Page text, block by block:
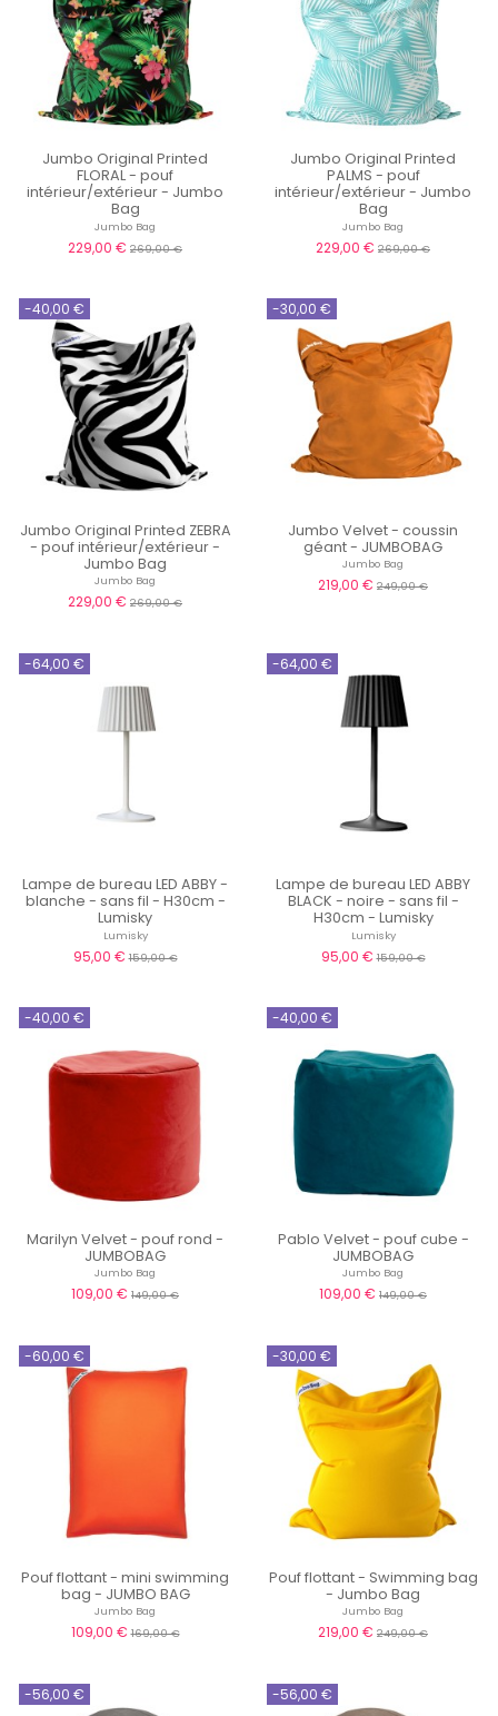
Jumbo Original Printed
FLORAL - pouf
intérieur/extérieur - Jumbo
Bag
Jumbo Bag
229,00 € 269,00 €
Jumbo Original Printed
PALMS - pouf
intérieur/extérieur - Jumbo
Bag
Jumbo Bag
229,00 € 269,00 €
-40,00 €
Jumbo Original Printed ZEBRA
- pouf intérieur/extérieur -
Jumbo Bag
Jumbo Bag
229,00 € 269,00 €
-30,00 €
Jumbo Velvet - coussin
géant - JUMBOBAG
Jumbo Bag
219,00 € 249,00 €
-64,00 €
Lampe de bureau LED ABBY -
blanche - sans fil - H30cm -
Lumisky
Lumisky
95,00 €159,00 €
-64,00 €
Lampe de bureau LED ABBY
BLACK - noire - sans fil -
H30cm - Lumisky
Lumisky
95,00 €159,00 €
-40,00 €
Marilyn Velvet - pouf rond -
JUMBOBAG
Jumbo Bag
109,00 € 149,00 €
-40,00 €
Pablo Velvet - pouf cube -
JUMBOBAG
Jumbo Bag
109,00 € 149,00 €
-60,00 €
Pouf flottant - mini swimming
bag - JUMBO BAG
Jumbo Bag
109,00 €169,00 €
-30,00 €
Pouf flottant - Swimming bag
- Jumbo Bag
Jumbo Bag
219,00 € 249,00 €
-56,00 € -56,00 €